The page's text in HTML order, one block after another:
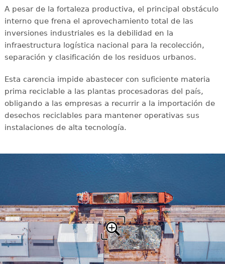
A pesar de la fortaleza productiva, el principal obstáculo
interno que frena el aprovechamiento total de las
inversiones industriales es la debilidad en la
infraestructura logística nacional para la recolección,
separación y clasificación de los residuos urbanos.
Esta carencia impide abastecer con suficiente materia
prima reciclable a las plantas procesadoras del país,
obligando a las empresas a recurrir a la importación de
desechos reciclables para mantener operativas sus
instalaciones de alta tecnología.